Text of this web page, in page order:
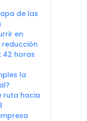
de las
en
42 horas
la
ruta hacia